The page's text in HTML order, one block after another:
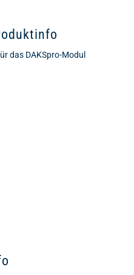
das DAKSpro-Modul